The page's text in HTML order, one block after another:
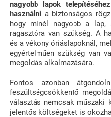
nagyobb lapok
használni a biztonságos
hogy minél nagyobb a lap,
ragasztóra van szükség. A
és a vékony óriáslapoknál,
egyértelműen szükség van
megoldás alkalmazására.
Fontos azonban
feszültségcsökkentő
választás nemcsak műszaki
jelentős költségeket is